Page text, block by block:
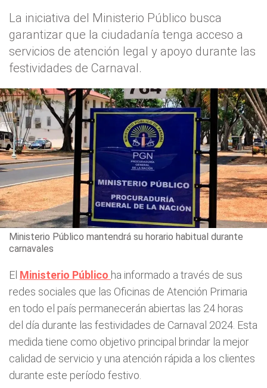
La iniciativa del Ministerio Público busca
garantizar que la ciudadanía tenga acceso a
servicios de atención legal y apoyo durante las
festividades de Carnaval.
Ministerio Público mantendrá su horario habitual durante
carnavales
El Ministerio Público ha informado a través de sus
redes sociales que las Oficinas de Atención Primaria
en todo el país permanecerán abiertas las 24 horas
del día durante las festividades de Carnaval 2024. Esta
medida tiene como objetivo principal brindar la mejor
calidad de servicio y una atención rápida a los clientes
durante este período festivo.